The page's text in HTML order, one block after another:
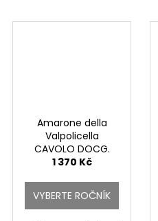
Amarone della
Valpolicella
CAVOLO DOCG.
1 370 Kč
VYBERTE ROČNÍK